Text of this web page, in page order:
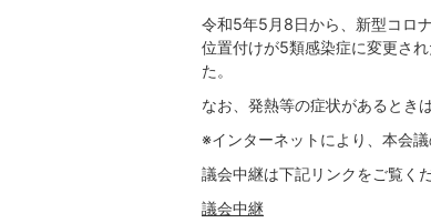
令和5年5月8日から、新型コロ
位置付けが5類感染症に変更さ
た。
なお、発熱等の症状があるとき
※インターネットにより、本会
議会中継は下記リンクをご覧くだ
議会中継